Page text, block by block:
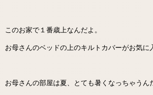
このお家で１番歳上なんだよ。
お母さんのベッドの上のキルトカバーがお気に
お母さんの部屋は夏、とても暑くなっちゃうん